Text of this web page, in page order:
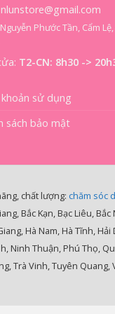
Phước Tần, Cẩm
T2-CN: 8h30 ->
sử dụng
sách bảo mật
chất lượng: chăm sóc
Bắc Kạn, Bạc Liêu,
Hà Nam, Hà Tĩnh,
Ninh Thuận, Phú Thọ,
Trà Vinh, Tuyên